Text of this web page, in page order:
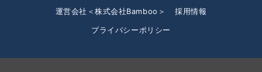
運営会社＜株式会社Bamboo＞ 採用情報
プライバシーポリシー